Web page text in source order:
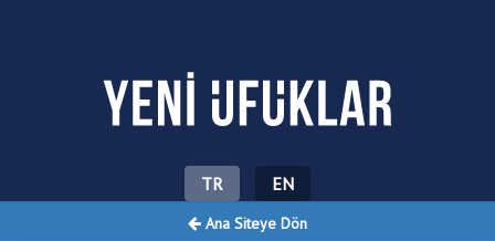
TR EN
Ana Siteye Dön